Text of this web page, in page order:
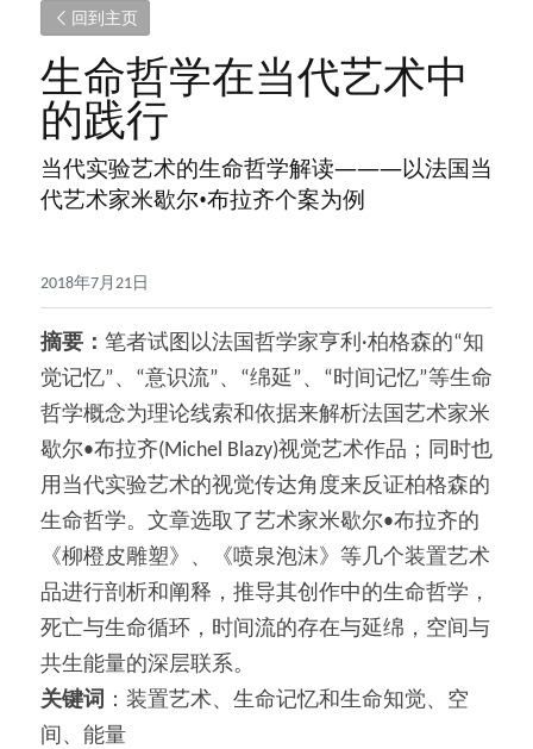
回到主页
生命哲学在当代艺术中
的践行
当代实验艺术的生命哲学解读―――以法国当
代艺术家米歇尔•布拉齐个案为例
2018年7月21日
摘要： 笔者试图以法国哲学家亨利·柏格森的“知
觉记忆”、“意识流”、“绵延”、“时间记忆”等生命
哲学概念为理论线索和依据来解析法国艺术家米
歇尔•布拉齐(Michel Blazy)视觉艺术作品；同时也
用当代实验艺术的视觉传达角度来反证柏格森的
生命哲学。文章选取了艺术家米歇尔•布拉齐的
《柳橙皮雕塑》、《喷泉泡沫》等几个装置艺术
品进行剖析和阐释，推导其创作中的生命哲学，
死亡与生命循环，时间流的存在与延绵，空间与
共生能量的深层联系。
关键词 ：装置艺术、生命记忆和生命知觉、空
间、能量